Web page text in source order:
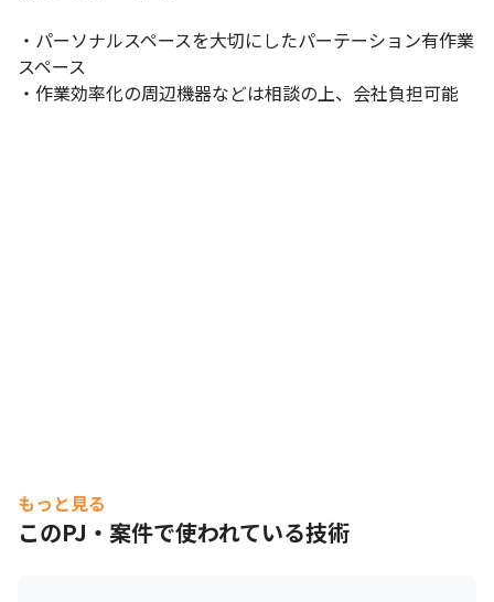
・パーソナルスペースを大切にしたパーテーション有作業
スペース
・作業効率化の周辺機器などは相談の上、会社負担可能
もっと見る
このPJ・案件で使われている技術